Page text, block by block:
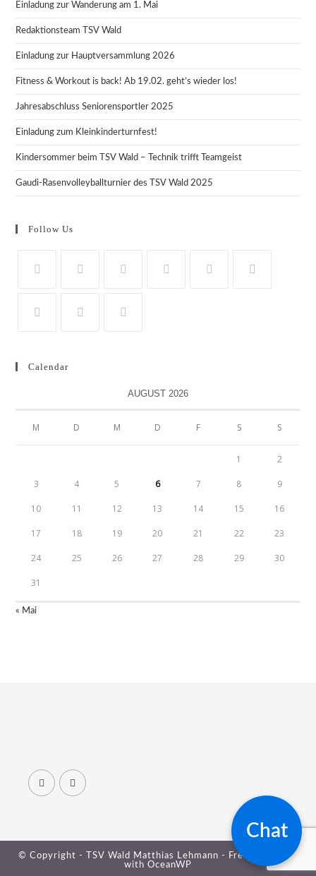
Chat
Einladung zur Wanderung am 1. Mai
Redaktionsteam TSV Wald
Einladung zur Hauptversammlung 2026
Fitness & Workout is back! Ab 19.02. geht’s wieder los!
Jahresabschluss Seniorensportler 2025
Einladung zum Kleinkinderturnfest!
Kindersommer beim TSV Wald – Technik trifft Teamgeist
Gaudi-Rasenvolleyballturnier des TSV Wald 2025
Follow Us
Calendar
AUGUST 2026
M D M D F S S
1 2
3 4 5 6 7 8 9
10 11 12 13 14 15 16
17 18 19 20 21 22 23
24 25 26 27 28 29 30
31
« Mai
© Copyright - TSV Wald Matthias Lehmann - Free your mind
with OceanWP